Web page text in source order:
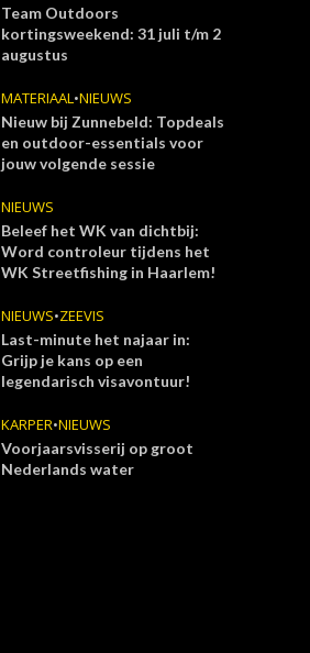
Team Outdoors
kortingsweekend: 31 juli t/m 2
augustus
MATERIAAL•NIEUWS
Nieuw bij Zunnebeld: Topdeals
en outdoor-essentials voor
jouw volgende sessie
NIEUWS
Beleef het WK van dichtbij:
Word controleur tijdens het
WK Streetfishing in Haarlem!
NIEUWS•ZEEVIS
Last-minute het najaar in:
Grijp je kans op een
legendarisch visavontuur!
KARPER•NIEUWS
Voorjaarsvisserij op groot
Nederlands water